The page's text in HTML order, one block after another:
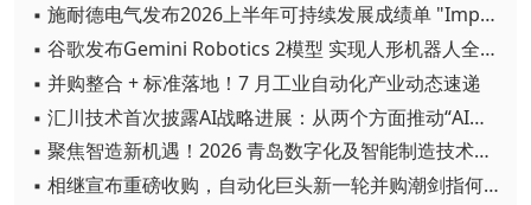
▪ 施耐德电气发布2026上半年可持续发展成绩单 "Impact 2030"路线图开局稳健
▪ 谷歌发布Gemini Robotics 2模型 实现人形机器人全身智能控制突破
▪ 并购整合 + 标准落地！7 月工业自动化产业动态速递
▪ 汇川技术首次披露AI战略进展：从两个方面推动“AI业务化”落地
▪ 聚焦智造新机遇！2026 青岛数字化及智能制造技术论坛圆满落幕
▪ 相继宣布重磅收购，自动化巨头新一轮并购潮剑指何方？